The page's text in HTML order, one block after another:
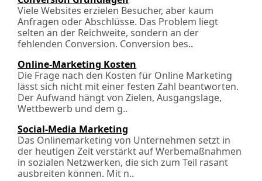
Viele Websites erzielen Besucher, aber kaum
Anfragen oder Abschlüsse. Das Problem liegt
selten an der Reichweite, sondern an der
fehlenden Conversion. Conversion bes..
Online-Marketing Kosten
Die Frage nach den Kosten für Online Marketing
lässt sich nicht mit einer festen Zahl beantworten.
Der Aufwand hängt von Zielen, Ausgangslage,
Wettbewerb und dem g..
Social-Media Marketing
Das Onlinemarketing von Unternehmen setzt in
der heutigen Zeit verstärkt auf Werbemaßnahmen
in sozialen Netzwerken, die sich zum Teil rasant
ausbreiten können. Mit n..